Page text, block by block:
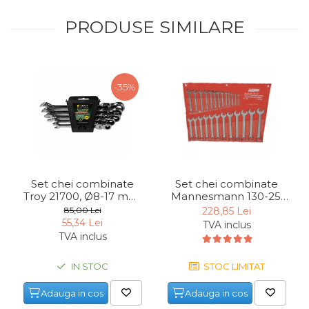
Ciocane Profesionale
Scule Electrician
Subler
Nivele
Ruleta de Masurat
Amortizoare Hidraulice
Constructii
Scule Unelte Accesorii
PRODUSE SIMILARE
-35%
Set chei combinate
Troy 21700, Ø8-17 mm,
5 piese
85,00 Lei
55,34 Lei
TVA inclus
IN STOC
Adauga in cos
Set chei combinate
Mannesmann 130-25,
Ø6-32 mm, 25 piese
228,85 Lei
TVA inclus
STOC LIMITAT
Adauga in cos